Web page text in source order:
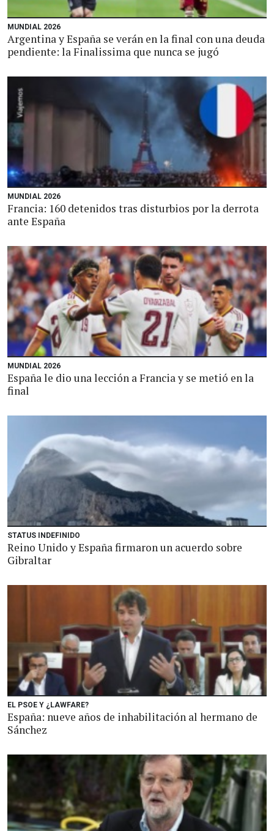
MUNDIAL 2026
Argentina y España se verán en la final con una deuda
pendiente: la Finalissima que nunca se jugó
MUNDIAL 2026
Francia: 160 detenidos tras disturbios por la derrota
ante España
MUNDIAL 2026
España le dio una lección a Francia y se metió en la
final
STATUS INDEFINIDO
Reino Unido y España firmaron un acuerdo sobre
Gibraltar
EL PSOE Y ¿LAWFARE?
España: nueve años de inhabilitación al hermano de
Sánchez